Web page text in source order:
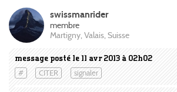
message posté le 11 avr 2013 à 02h02
# CITER signaler
swissmanrider
membre
Martigny, Valais, Suisse